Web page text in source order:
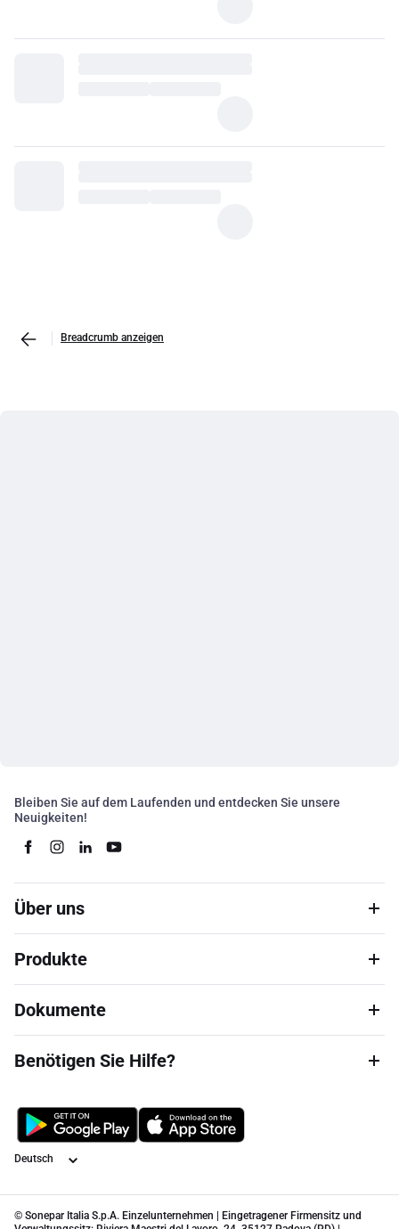
Breadcrumb anzeigen
Bleiben Sie auf dem Laufenden und entdecken Sie unsere
Neuigkeiten!
Über uns
Produkte
Dokumente
Benötigen Sie Hilfe?
Sprache
© Sonepar Italia S.p.A. Einzelunternehmen | Eingetragener Firmensitz und